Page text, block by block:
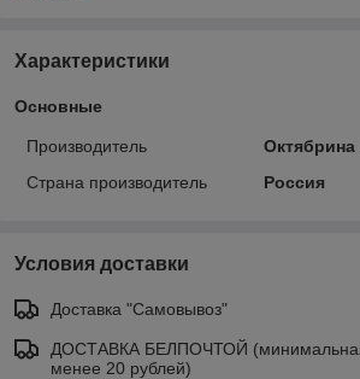
Характеристики
Основные
Производитель
Страна производитель
Россия
Условия доставки
Доставка "Самовывоз"
ДОСТАВКА БЕЛПОЧТОЙ
менее 20 рублей)